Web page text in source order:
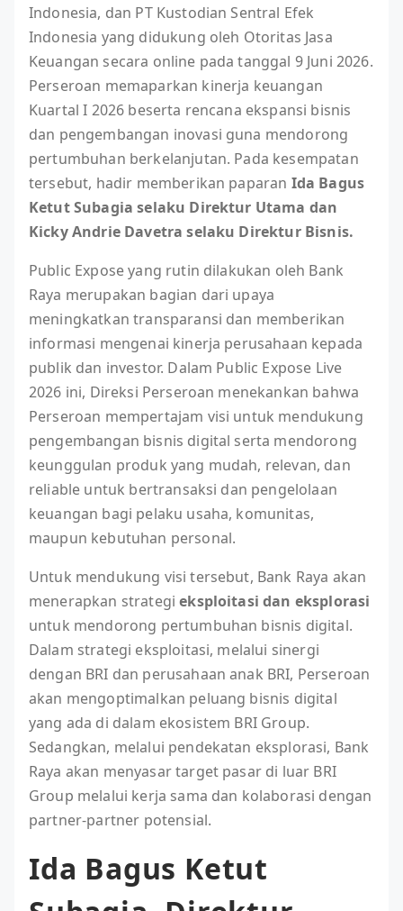
Indonesia, dan PT Kustodian Sentral Efek
Indonesia yang didukung oleh Otoritas Jasa
Keuangan secara online pada tanggal 9 Juni 2026.
Perseroan memaparkan kinerja keuangan
Kuartal I 2026 beserta rencana ekspansi bisnis
dan pengembangan inovasi guna mendorong
pertumbuhan berkelanjutan. Pada kesempatan
tersebut, hadir memberikan paparan Ida Bagus
Ketut Subagia selaku Direktur Utama dan
Kicky Andrie Davetra selaku Direktur Bisnis.
Public Expose yang rutin dilakukan oleh Bank
Raya merupakan bagian dari upaya
meningkatkan transparansi dan memberikan
informasi mengenai kinerja perusahaan kepada
publik dan investor. Dalam Public Expose Live
2026 ini, Direksi Perseroan menekankan bahwa
Perseroan mempertajam visi untuk mendukung
pengembangan bisnis digital serta mendorong
keunggulan produk yang mudah, relevan, dan
reliable untuk bertransaksi dan pengelolaan
keuangan bagi pelaku usaha, komunitas,
maupun kebutuhan personal.
Untuk mendukung visi tersebut, Bank Raya akan
menerapkan strategieksploitasi dan eksplorasi
untuk mendorong pertumbuhan bisnis digital.
Dalam strategi eksploitasi, melalui sinergi
dengan BRI dan perusahaan anak BRI, Perseroan
akan mengoptimalkan peluang bisnis digital
yang ada di dalam ekosistem BRI Group.
Sedangkan, melalui pendekatan eksplorasi, Bank
Raya akan menyasar target pasar di luar BRI
Group melalui kerja sama dan kolaborasi dengan
partner-partner potensial.
Ida Bagus Ketut